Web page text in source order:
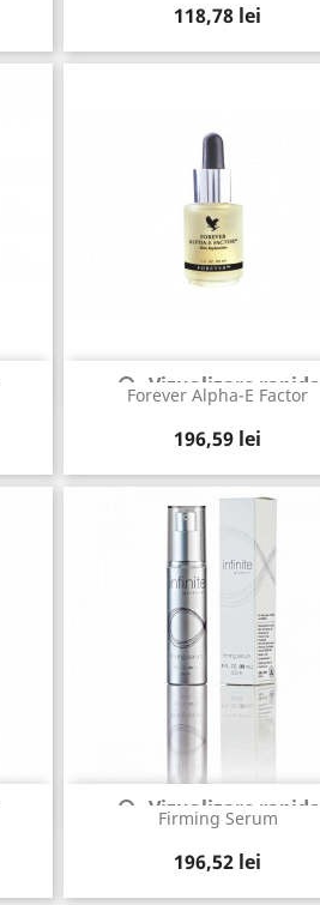
Pret
118,78 lei
Forever Alpha-E Factor
Pret
196,59 lei
Vizualizare rapida
Firming Serum
Pret
196,52 lei
 Vizualizare rapida